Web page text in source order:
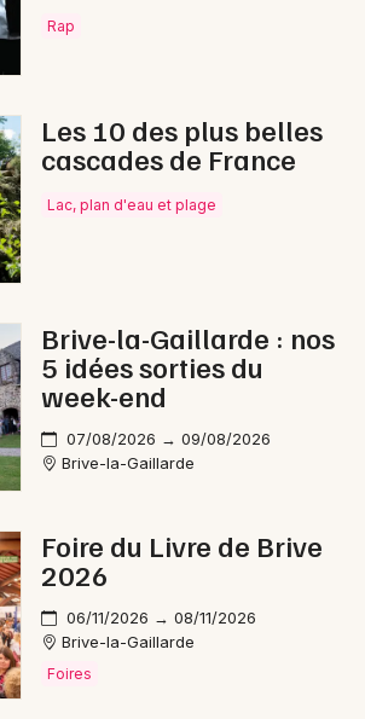
Rap
Les 10 des plus belles
cascades de France
Lac, plan d'eau et plage
Brive-la-Gaillarde : nos
5 idées sorties du
week-end
07/08/2026 → 09/08/2026
Brive-la-Gaillarde
Foire du Livre de Brive
2026
06/11/2026 → 08/11/2026
Brive-la-Gaillarde
Foires